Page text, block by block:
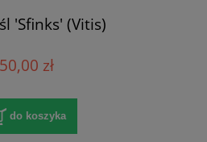
'Sfinks' (Vitis)
50,00 zł
do koszyka